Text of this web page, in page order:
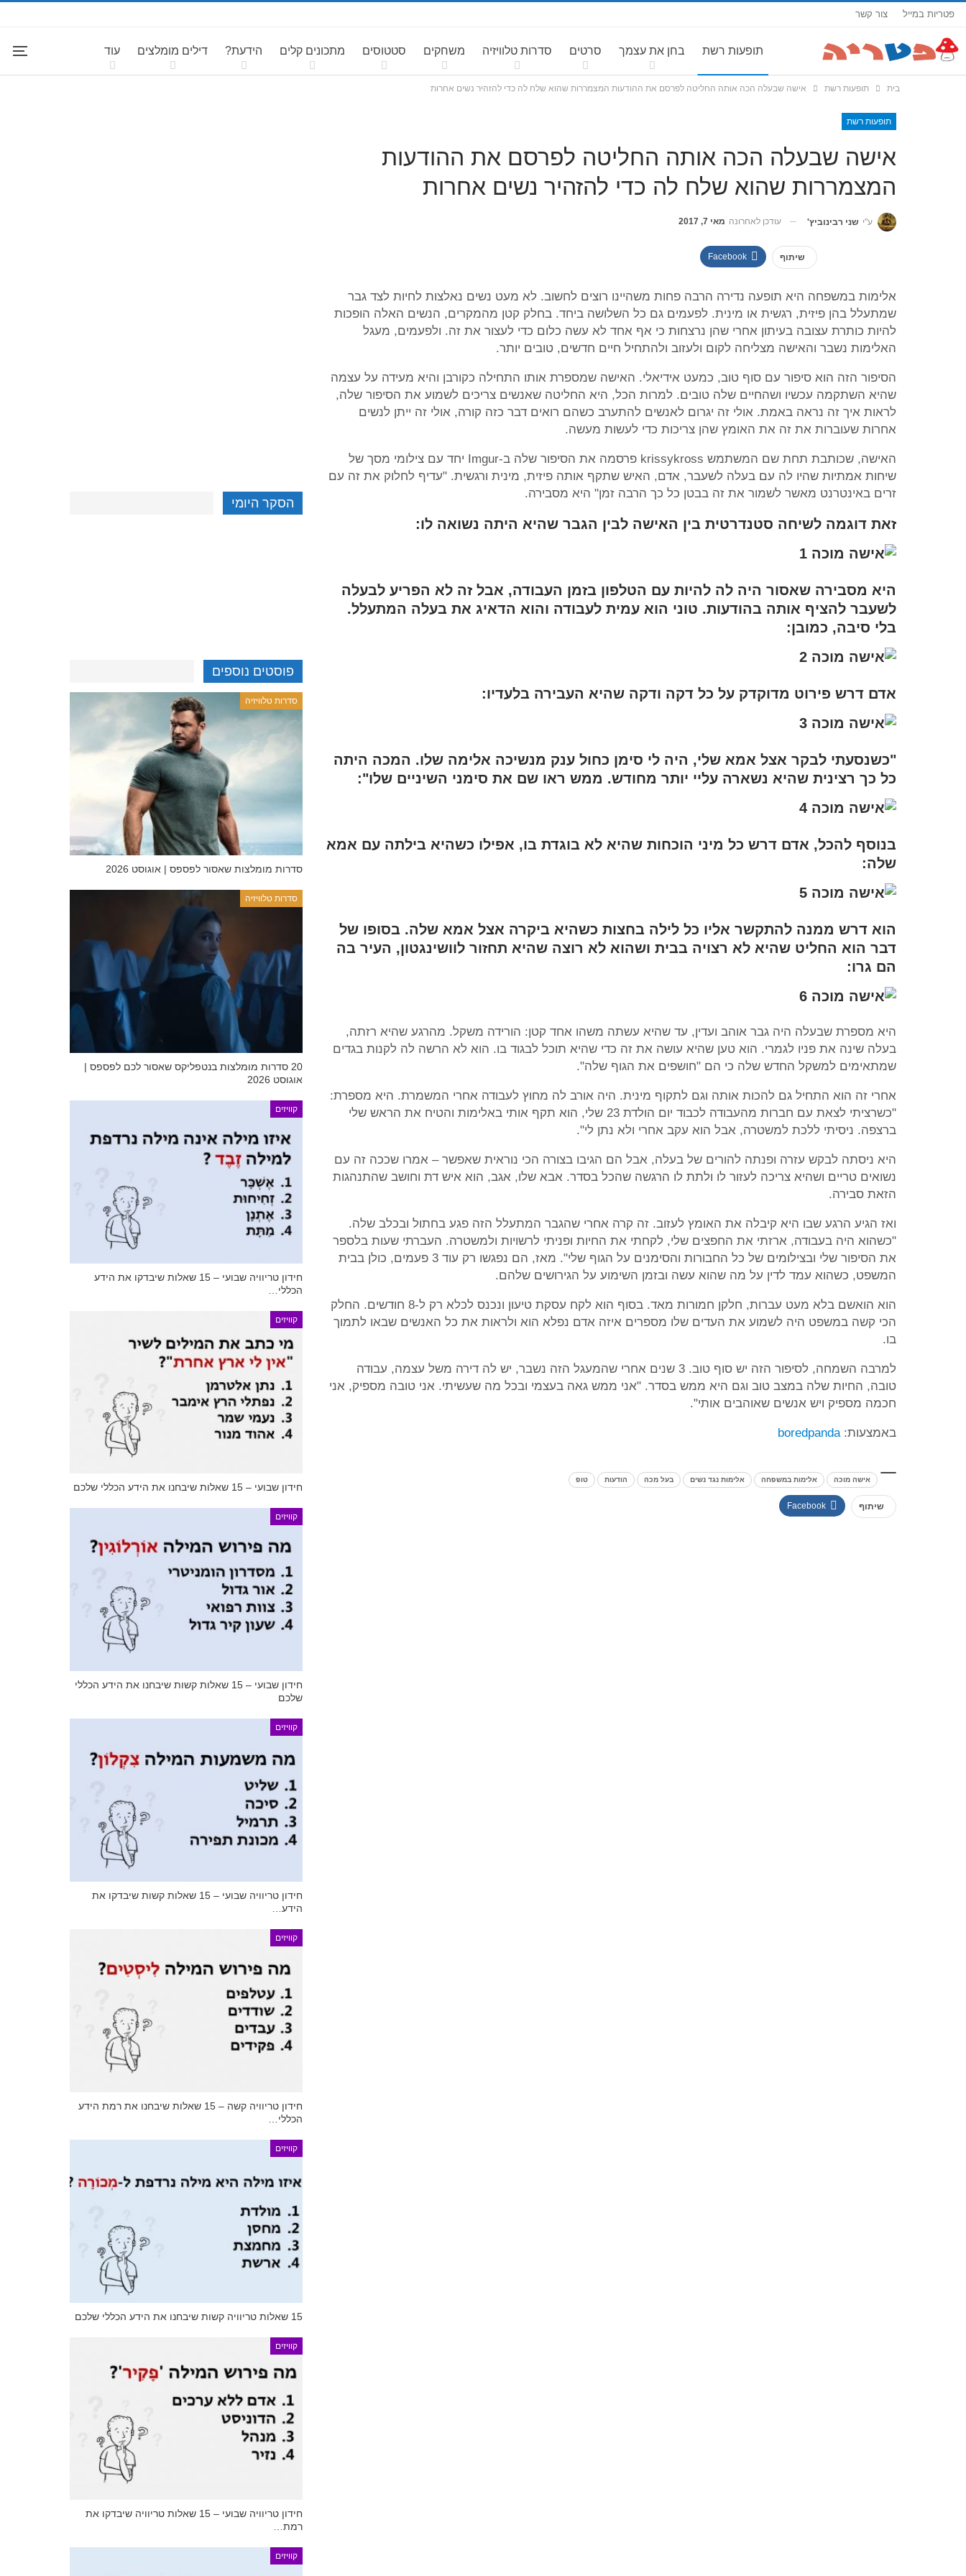
פטריות במייל צור קשר
תופעות רשת בחן את עצמך סרטים סדרות טלוויזיה משחקים סטטוסים מתכונים קלים הידעת? דילים מומלצים עוד
בית תופעות רשת אישה שבעלה הכה אותה החליטה לפרסם את ההודעות המצמררות שהוא שלח לה כדי להזהיר נשים אחרות
תופעות רשת
אישה שבעלה הכה אותה החליטה לפרסם את ההודעות
המצמררות שהוא שלח לה כדי להזהיר נשים אחרות
ע"י שני רבינוביץ' עודכן לאחרונה מאי 7, 2017
שיתוף Facebook
אלימות במשפחה היא תופעה נדירה הרבה פחות משהיינו רוצים לחשוב. לא מעט נשים נאלצות לחיות לצד גבר
שמתעלל בהן פיזית, רגשית או מינית. לפעמים גם כל השלושה ביחד. בחלק קטן מהמקרים, הנשים האלה הופכות
להיות כותרת עצובה בעיתון אחרי שהן נרצחות כי אף אחד לא עשה כלום כדי לעצור את זה. ולפעמים, מעגל
האלימות נשבר והאישה מצליחה לקום ולעזוב ולהתחיל חיים חדשים, טובים יותר.
הסיפור הזה הוא סיפור עם סוף טוב, כמעט אידיאלי. האישה שמספרת אותו התחילה כקורבן והיא מעידה על עצמה
שהיא השתקמה עכשיו ושהחיים שלה טובים. למרות הכל, היא החליטה שאנשים צריכים לשמוע את הסיפור שלה,
לראות איך זה נראה באמת. אולי זה יגרום לאנשים להתערב כשהם רואים דבר כזה קורה, אולי זה ייתן לנשים
אחרות שעוברות את זה את האומץ שהן צריכות כדי לעשות מעשה.
האישה, שכותבת תחת שם המשתמש krissykross פרסמה את הסיפור שלה ב-Imgur יחד עם צילומי מסך של
שיחות אמתיות שהיו לה עם בעלה לשעבר, אדם, האיש שתקף אותה פיזית, מינית ורגשית. "עדיף לחלוק את זה עם
זרים באינטרנט מאשר לשמור את זה בבטן כל כך הרבה זמן" היא מסבירה.
זאת דוגמה לשיחה סטנדרטית בין האישה לבין הגבר שהיא היתה נשואה לו:
היא מסבירה שאסור היה לה להיות עם הטלפון בזמן העבודה, אבל זה לא הפריע לבעלה
לשעבר להציף אותה בהודעות. טוני הוא עמית לעבודה והוא הדאיג את בעלה המתעלל.
בלי סיבה, כמובן:
אדם דרש פירוט מדוקדק על כל דקה ודקה שהיא העבירה בלעדיו:
"כשנסעתי לבקר אצל אמא שלי, היה לי סימן כחול ענק מנשיכה אלימה שלו. המכה היתה
כל כך רצינית שהיא נשארה עליי יותר מחודש. ממש ראו שם את סימני השיניים שלו":
בנוסף להכל, אדם דרש כל מיני הוכחות שהיא לא בוגדת בו, אפילו כשהיא בילתה עם אמא
שלה:
הוא דרש ממנה להתקשר אליו כל לילה בחצות כשהיא ביקרה אצל אמא שלה. בסופו של
דבר הוא החליט שהיא לא רצויה בבית ושהוא לא רוצה שהיא תחזור לוושינגטון, העיר בה
הם גרו:
היא מספרת שבעלה היה גבר אוהב ועדין, עד שהיא עשתה משהו אחד קטן: הורידה משקל. מהרגע שהיא רזתה,
בעלה שינה את פניו לגמרי. הוא טען שהיא עושה את זה כדי שהיא תוכל לבגוד בו. הוא לא הרשה לה לקנות בגדים
שמתאימים למשקל החדש שלה כי הם "חושפים את הגוף שלה".
אחרי זה הוא התחיל גם להכות אותה וגם לתקוף מינית. היה אורב לה מחוץ לעבודה אחרי המשמרת. היא מספרת:
"כשרציתי לצאת עם חברות מהעבודה לכבוד יום הולדת 23 שלי, הוא תקף אותי באלימות והטיח את הראש שלי
ברצפה. ניסיתי ללכת למשטרה, אבל הוא עקב אחרי ולא נתן לי".
היא ניסתה לבקש עזרה ופנתה להורים של בעלה, אבל הם הגיבו בצורה הכי נוראית שאפשר – אמרו שככה זה עם
נשואים טריים ושהיא צריכה לעזור לו ולתת לו הרגשה שהכל בסדר. אבא שלו, אגב, הוא איש דת וחושב שהתנהגות
הזאת סבירה.
ואז הגיע הרגע שבו היא קיבלה את האומץ לעזוב. זה קרה אחרי שהגבר המתעלל הזה פגע בחתול ובכלב שלה.
"כשהוא היה בעבודה, ארזתי את החפצים שלי, לקחתי את החיות ופניתי לרשויות ולמשטרה. העברתי שעות בלספר
את הסיפור שלי ובצילומים של כל החבורות והסימנים על הגוף שלי". מאז, הם נפגשו רק עוד 3 פעמים, כולן בבית
המשפט, כשהוא עמד לדין על מה שהוא עשה ובזמן השימוע על הגירושים שלהם.
הוא הואשם בלא מעט עברות, חלקן חמורות מאד. בסוף הוא לקח עסקת טיעון ונכנס לכלא רק ל-8 חודשים. החלק
הכי קשה במשפט היה לשמוע את העדים שלו מספרים איזה אדם נפלא הוא ולראות את כל האנשים שבאו לתמוך
בו.
למרבה השמחה, לסיפור הזה יש סוף טוב. 3 שנים אחרי שהמעגל הזה נשבר, יש לה דירה משל עצמה, עבודה
טובה, החיות שלה במצב טוב וגם היא ממש בסדר. "אני ממש גאה בעצמי ובכל מה שעשיתי. אני טובה מספיק, אני
חכמה מספיק ויש אנשים שאוהבים אותי".
באמצעות:boredpanda
אישה מוכה אלימות במשפחה אלימות נגד נשים בעל מכה הודעות טופ
שיתוף Facebook
הסקר היומי
פוסטים נוספים
סדרות טלוויזיה
סדרות מומלצות שאסור לפספס | אוגוסט 2026
סדרות טלוויזיה
20 סדרות מומלצות בנטפליקס שאסור לכם לפספס |
אוגוסט 2026
קוויזים
חידון טריוויה שבועי – 15 שאלות שיבדקו את הידע
הכללי…
קוויזים
חידון שבועי – 15 שאלות שיבחנו את הידע הכללי שלכם
קוויזים
חידון שבועי – 15 שאלות קשות שיבחנו את הידע הכללי
שלכם
קוויזים
חידון טריוויה שבועי – 15 שאלות קשות שיבדקו את
הידע…
קוויזים
חידון טריוויה קשה – 15 שאלות שיבחנו את רמת הידע
הכללי…
קוויזים
15 שאלות טריוויה קשות שיבחנו את הידע הכללי שלכם
קוויזים
חידון טריוויה שבועי – 15 שאלות טריוויה שיבדקו את
רמת…
קוויזים